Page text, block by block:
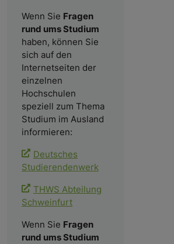
Wenn Sie Fragen
rund ums Studium
haben, können Sie
sich auf den
Internetseiten der
einzelnen
Hochschulen
speziell zum Thema
Studium im Ausland
informieren:
Deutsches
Studierendenwerk
THWS Abteilung
Schweinfurt
Wenn Sie Fragen
rund ums Studium